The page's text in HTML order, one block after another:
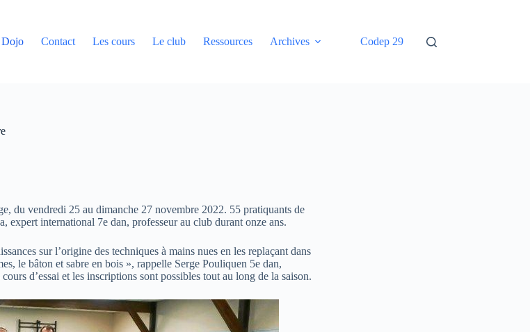
Dojo Contact Les cours Le club Ressources Archives Codep 29
du vendredi 25 au dimanche 27 novembre 2022. 55 pratiquants de
expert international 7e dan, professeur au club durant onze ans.
sur l’origine des techniques à mains nues en les replaçant dans
le bâton et sabre en bois », rappelle Serge Pouliquen 5e dan,
d’essai et les inscriptions sont possibles tout au long de la saison.